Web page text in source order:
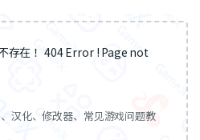
存在 ！404 Error ! Page not
汉化、修改器、常见游戏问题教